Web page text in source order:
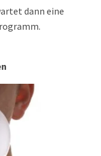
dann eine